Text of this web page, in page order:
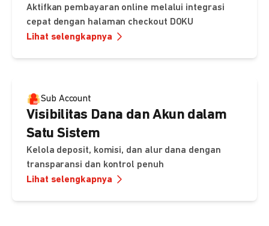
Aktifkan pembayaran online melalui integrasi
cepat dengan halaman checkout DOKU
Lihat selengkapnya
Sub Account
Visibilitas Dana dan Akun dalam
Satu Sistem
Kelola deposit, komisi, dan alur dana dengan
transparansi dan kontrol penuh
Lihat selengkapnya